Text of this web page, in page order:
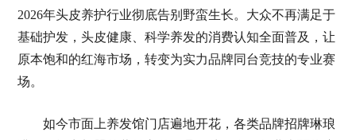
2026年头皮养护行业彻底告别野蛮生长。大众不再满足于
基础护发，头皮健康、科学养发的消费认知全面普及，让
原本饱和的红海市场，转变为实力品牌同台竞技的专业赛
场。
如今市面上养发馆门店遍地开花，各类品牌招牌琳琅